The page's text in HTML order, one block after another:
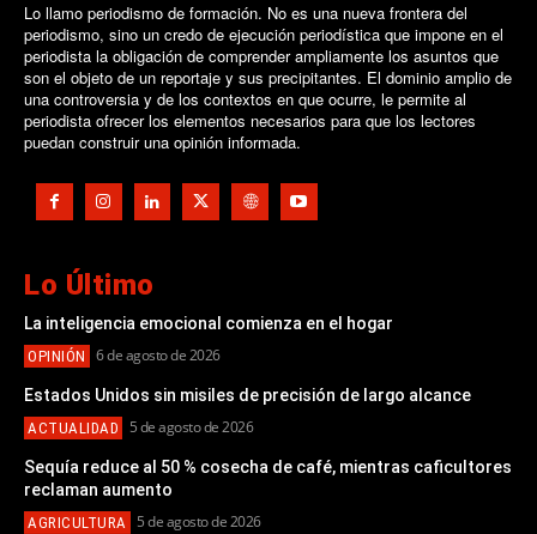
Lo llamo periodismo de formación. No es una nueva frontera del
periodismo, sino un credo de ejecución periodística que impone en el
periodista la obligación de comprender ampliamente los asuntos que
son el objeto de un reportaje y sus precipitantes. El dominio amplio de
una controversia y de los contextos en que ocurre, le permite al
periodista ofrecer los elementos necesarios para que los lectores
puedan construir una opinión informada.
Lo Último
La inteligencia emocional comienza en el hogar
OPINIÓN 6 de agosto de 2026
Estados Unidos sin misiles de precisión de largo alcance
ACTUALIDAD 5 de agosto de 2026
Sequía reduce al 50 % cosecha de café, mientras caficultores
reclaman aumento
AGRICULTURA 5 de agosto de 2026